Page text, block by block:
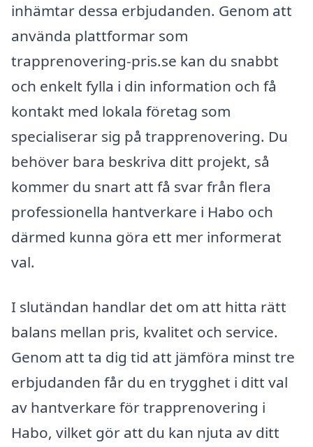
inhämtar dessa erbjudanden. Genom att
använda plattformar som
trapprenovering-pris.se kan du snabbt
och enkelt fylla i din information och få
kontakt med lokala företag som
specialiserar sig på trapprenovering. Du
behöver bara beskriva ditt projekt, så
kommer du snart att få svar från flera
professionella hantverkare i Habo och
därmed kunna göra ett mer informerat
val.
I slutändan handlar det om att hitta rätt
balans mellan pris, kvalitet och service.
Genom att ta dig tid att jämföra minst tre
erbjudanden får du en trygghet i ditt val
av hantverkare för trapprenovering i
Habo, vilket gör att du kan njuta av ditt